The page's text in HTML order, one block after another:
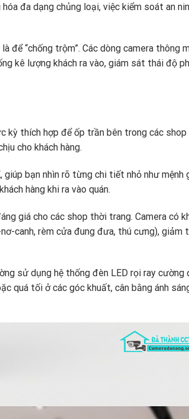
đa dạng chủng loại, việc kiểm soát an
để “chống trộm”. Các dòng camera thông
kê lượng khách ra vào, giám sát thái độ
kỳ thích hợp để ốp trần bên trong các
cho khách hàng.
giúp bạn nhìn rõ từng chi tiết nhỏ như mệnh
hàng khi ra vào quán.
giá cho các shop thời trang. Camera có
canh,rèm cửa đung đưa,thú cưng),giảm
sử dụng hệ thống đèn LED rọi ray cường
quá tối ở các góc khuất,cân bằng ánh